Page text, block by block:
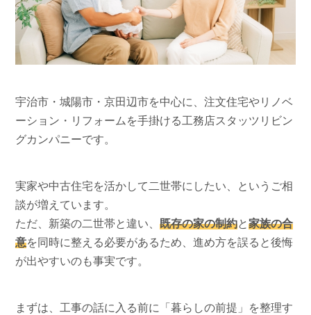
宇治市・城陽市・京田辺市を中心に、注文住宅やリノベ
ーション・リフォームを手掛ける工務店スタッツリビン
グカンパニーです。
実家や中古住宅を活かして二世帯にしたい、というご相
談が増えています。
ただ、新築の二世帯と違い、既存の家の制約と家族の合
意を同時に整える必要があるため、進め方を誤ると後悔
が出やすいのも事実です。
まずは、工事の話に入る前に「暮らしの前提」を整理す